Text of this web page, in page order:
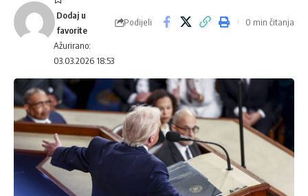
Ažurirano:
03.03.2026 18:53
Podijeli 0 min čitanja